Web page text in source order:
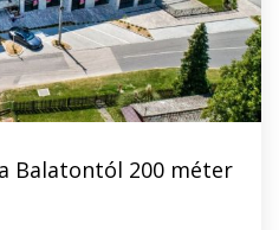
Balatontól 200 méter